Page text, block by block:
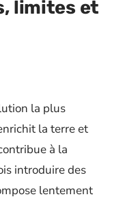
limites et
la plus
la terre et
à la
introduire des
lentement